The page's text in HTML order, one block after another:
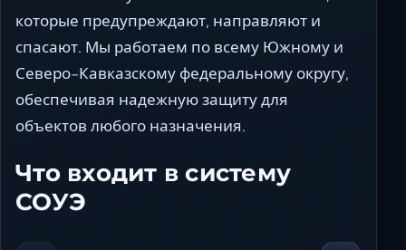
которые предупреждают, направляют и
спасают. Мы работаем по всему Южному и
Северо-Кавказскому федеральному округу,
обеспечивая надежную защиту для
объектов любого назначения.
Что входит в систему
СОУЭ